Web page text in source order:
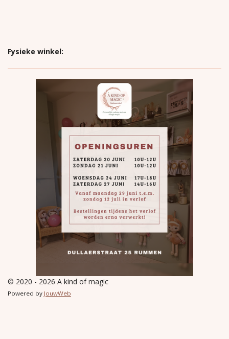
Fysieke winkel:
© 2020 - 2026 A kind of magic
Powered by JouwWeb